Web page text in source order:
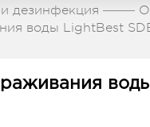
дезинфекция
воды LightBest